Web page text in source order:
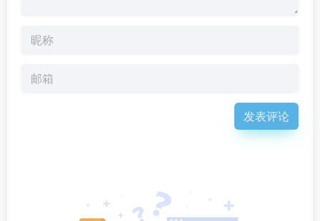
发表评论